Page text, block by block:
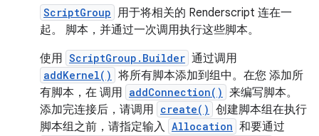
ScriptGroup 用于将相关的 Renderscript 连在一
起。 脚本，并通过一次调用执行这些脚本。
使用 ScriptGroup.Builder 通过调用
addKernel() 将所有脚本添加到组中。在您 添加所
有脚本，在 调用 addConnection() 来编写脚本。
添加完连接后，请调用 create() 创建脚本组在执行
脚本组之前，请指定输入 Allocation 和要通过